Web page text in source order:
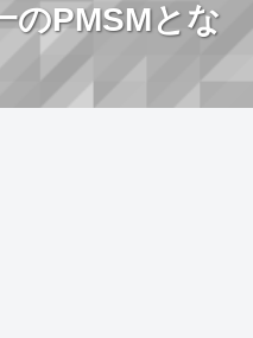
のPMSMとな